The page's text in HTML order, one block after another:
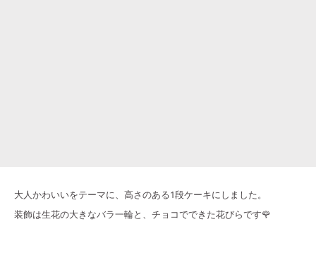
大人かわいいをテーマに、高さのある1段ケーキにしました。
装飾は生花の大きなバラ一輪と、チョコでできた花びらです🌹